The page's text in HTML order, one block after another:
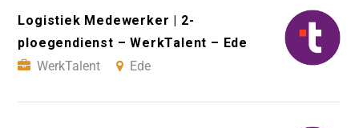
Logistiek Medewerker | 2-
ploegendienst – WerkTalent – Ede
WerkTalent
Ede